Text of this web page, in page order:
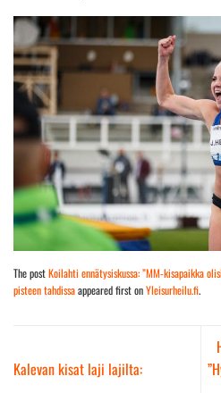
The postKoilahti ennätysiskussa: ”MM-kisapaikka
pisteen tahdissaappeared first onYleisurheilu.fi.
Kalevan kisat laji lajilta: